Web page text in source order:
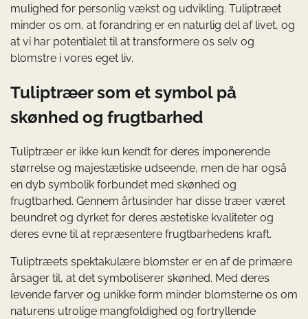
mulighed for personlig vækst og udvikling. Tuliptræet
minder os om, at forandring er en naturlig del af livet, og
at vi har potentialet til at transformere os selv og
blomstre i vores eget liv.
Tuliptræer som et symbol på
skønhed og frugtbarhed
Tuliptræer er ikke kun kendt for deres imponerende
størrelse og majestætiske udseende, men de har også
en dyb symbolik forbundet med skønhed og
frugtbarhed. Gennem årtusinder har disse træer været
beundret og dyrket for deres æstetiske kvaliteter og
deres evne til at repræsentere frugtbarhedens kraft.
Tuliptræets spektakulære blomster er en af de primære
årsager til, at det symboliserer skønhed. Med deres
levende farver og unikke form minder blomsterne os om
naturens utrolige mangfoldighed og fortryllende